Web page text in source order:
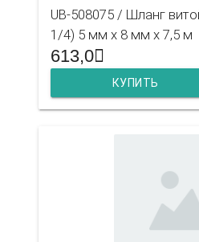
UB-508075 / Шланг
1/4) 5 мм х 8 мм х 7,5 м
613,0
КУПИТЬ